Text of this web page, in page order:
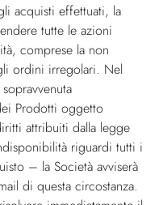
acquisti effettuati, la
tutte le azioni
comprese la non
ordini irregolari. Nel
Prodotti oggetto
attribuiti dalla legge
riguardi tutti i
– la Società avviserà
di questa circostanza.